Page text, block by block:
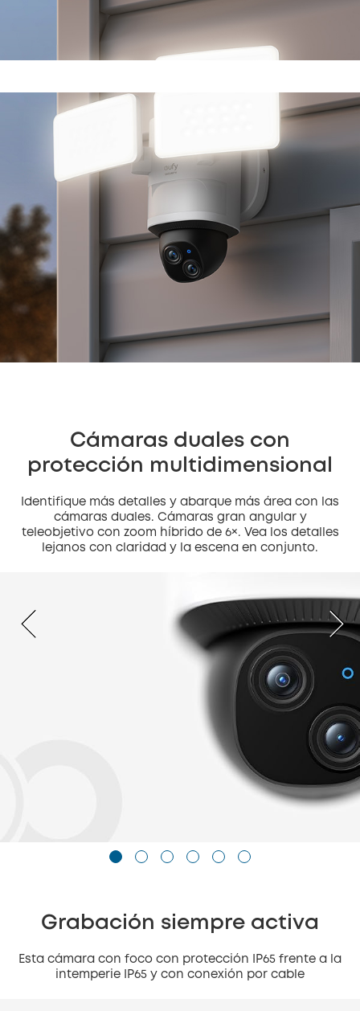
Cámaras duales con
protección multidimensional
Identifique más detalles y abarque más área con las
cámaras duales. Cámaras gran angular y
teleobjetivo con zoom híbrido de 6×. Vea los detalles
lejanos con claridad y la escena en conjunto.
Grabación siempre activa
Esta cámara con foco con protección IP65 frente a la
intemperie IP65 y con conexión por cable